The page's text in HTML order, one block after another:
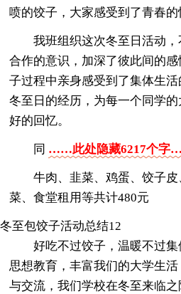
喷的饺子，大家感受到了青春的
我班组织这次冬至日活动
合作的意识，加深了彼此间的
子过程中亲身感受到了集体生
冬至日的经历，为每一个同学
好的回忆。
同 ……此处隐藏6217个
牛肉、韭菜、鸡蛋、饺子
菜、食堂租用等共计480元
冬至包饺子活动总结12
好吃不过饺子，温暖不过
思想教育，丰富我们的大学生
与交流，我们学校在冬至来临